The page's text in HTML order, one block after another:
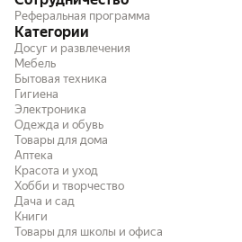
физиология, одежда, стиль работы.
Реферальная программа
Категории
Досуг и развлечения
Мебель
Бытовая техника
Гигиена
Электроника
Одежда и обувь
Товары для дома
Аптека
Красота и уход
Хобби и творчество
Дача и сад
Книги
Товары для школы и офиса